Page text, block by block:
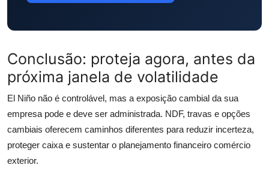
Conclusão: proteja agora, antes da
próxima janela de volatilidade
El Niño não é controlável, mas a exposição cambial da sua
empresa pode e deve ser administrada. NDF, travas e opções
cambiais oferecem caminhos diferentes para reduzir incerteza,
proteger caixa e sustentar o planejamento financeiro comércio
exterior.